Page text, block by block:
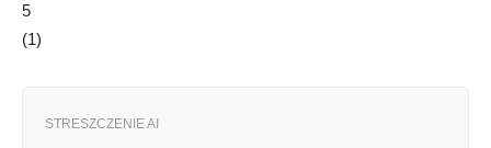
5
(1)
STRESZCZENIE AI